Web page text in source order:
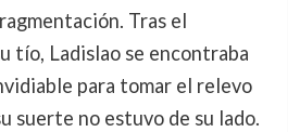
Tras el
tío, Ladislao se encontraba
para tomar el relevo
suerte no estuvo de su lado.